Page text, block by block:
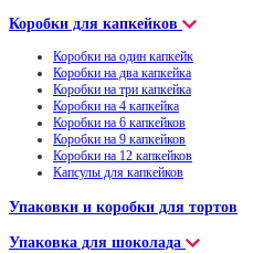
Коробки для капкейков
Коробки на один капкейк
Коробки на два капкейка
Коробки на три капкейка
Коробки на 4 капкейка
Коробки на 6 капкейков
Коробки на 9 капкейков
Коробки на 12 капкейков
Капсулы для капкейков
Упаковки и коробки для тортов
Упаковка для шоколада